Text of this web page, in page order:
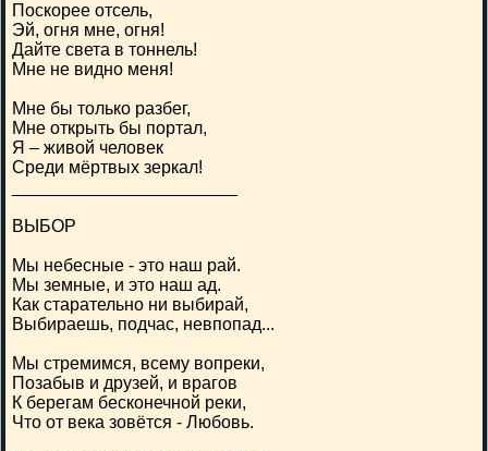
Поскорее отсель,
Эй, огня мне, огня!
Дайте света в тоннель!
Мне не видно меня!
Мне бы только разбег,
Мне открыть бы портал,
Я – живой человек
Среди мёртвых зеркал!
ВЫБОР
Мы небесные - это наш рай.
Мы земные, и это наш ад.
Как старательно ни выбирай,
Выбираешь, подчас, невпопад...
Мы стремимся, всему вопреки,
Позабыв и друзей, и врагов
К берегам бесконечной реки,
Что от века зовётся - Любовь.